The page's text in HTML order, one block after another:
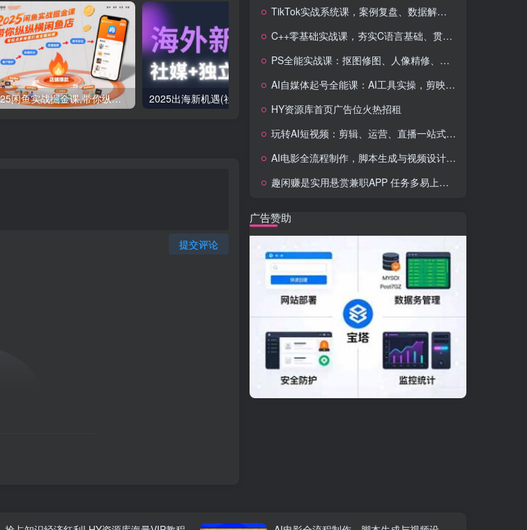
2025闲鱼实战掘金课,带你纵横闲鱼店,零起点多维度打造全能玩家
提交评论
TikTok实战系统课，案例复盘、数据解析、运营执行，从0到1构建千万级电商体系（更新）
C++零基础实战课，夯实C语言基础、贯穿游戏项目、掌握开发思维，学成可挑战月薪15K+岗位
PS全能实战课：抠图修图、人像精修、电商美工，0基础变身设计达人
AI自媒体起号全能课：AI工具实操，剪映技巧，多平台带货，0基础快速变现
HY资源库首页广告位火热招租
玩转AI短视频：剪辑、运营、直播一站式教学，轻松打造流量神话
AI电影全流程制作，脚本生成与视频设计，配音配乐一体化解决方案
趣闲赚是实用悬赏兼职APP 任务多易上手 能提现还可邀友分成
广告赞助